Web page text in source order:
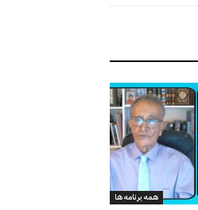
همه برنامه ها